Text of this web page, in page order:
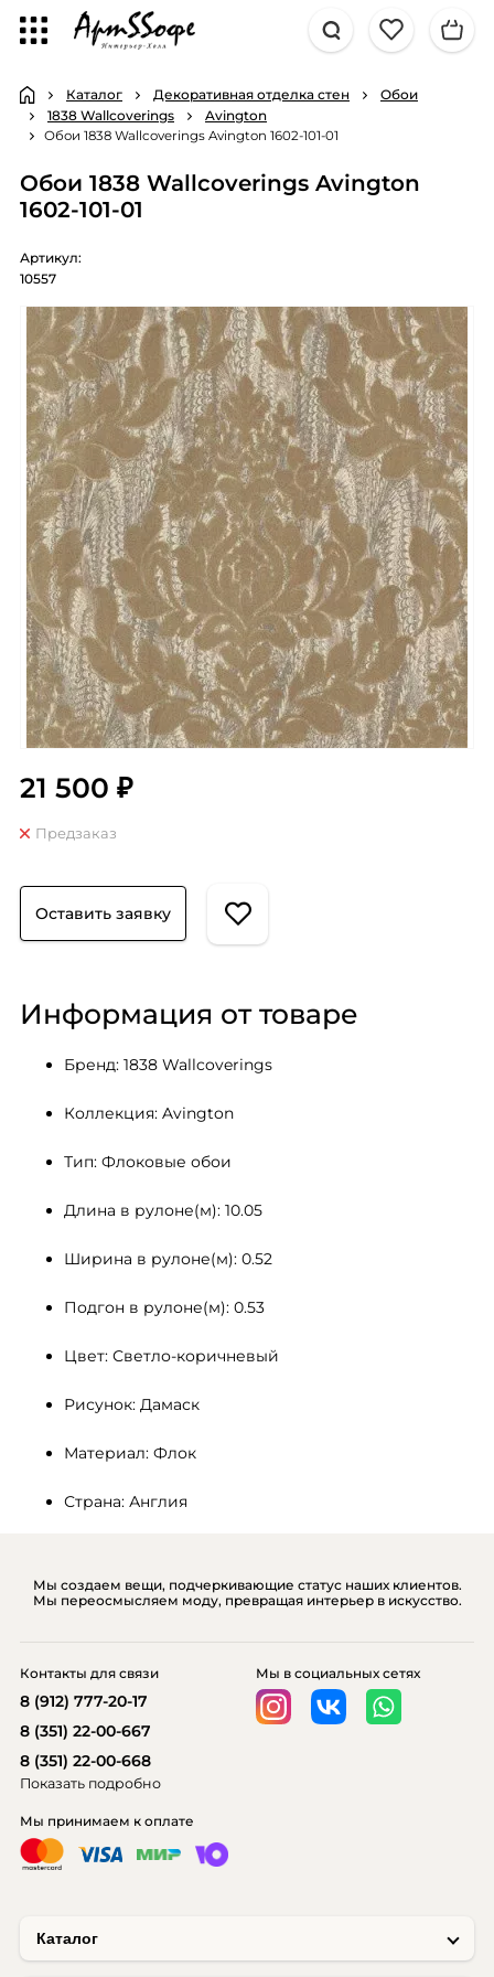
Каталог Декоративная отделка стен
Обои
1838 Wallcoverings
Avington
Обои 1838 Wallcoverings Avington 1602-101-01
Обои 1838 Wallcoverings Avington
1602-101-01
Артикул:
10557
21 500 ₽
Предзаказ
Оставить заявку
Информация от товаре
Бренд: 1838 Wallcoverings
Коллекция: Avington
Тип: Флоковые обои
Длина в рулоне(м): 10.05
Ширина в рулоне(м): 0.52
Подгон в рулоне(м): 0.53
Цвет: Светло-коричневый
Рисунок: Дамаск
Материал: Флок
Страна: Англия
Мы создаем вещи, подчеркивающие статус наших клиентов.
Мы переосмысляем моду, превращая интерьер в искусство.
Каталог
Мы принимаем к оплате
Мы в социальных сетях
Контакты для связи
8 (912) 777-20-17
8 (351) 22-00-667
8 (351) 22-00-668
Показать подробно